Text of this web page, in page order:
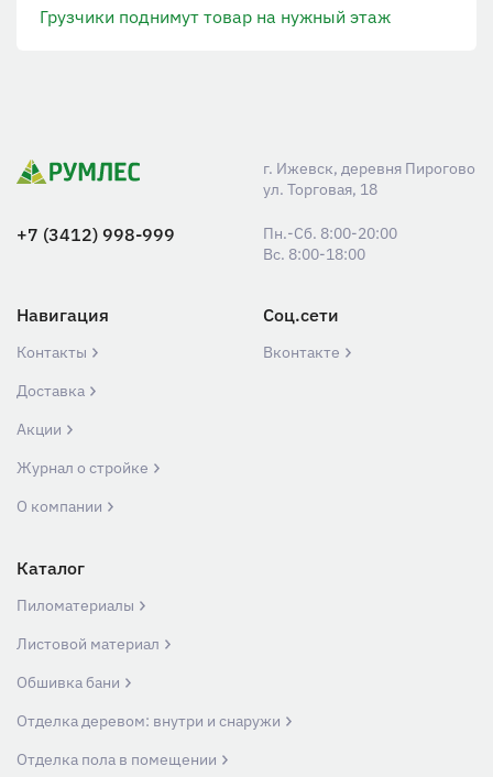
Грузчики поднимут товар на нужный этаж
г. Ижевск, деревня Пирогово
ул. Торговая, 18
+7 (3412) 998-999
Пн.-Сб. 8:00-20:00
Вс. 8:00-18:00
Навигация
Контакты
Доставка
Акции
Журнал о стройке
О компании
Соц.сети
Вконтакте
Каталог
Пиломатериалы
Листовой материал
Обшивка бани
Отделка деревом: внутри и снаружи
Отделка пола в помещении